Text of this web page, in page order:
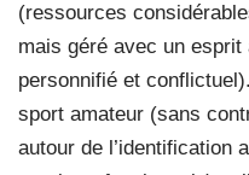
(ressources
mais géré avec un
personnifié et
sport amateur (sans
autour de l’identification